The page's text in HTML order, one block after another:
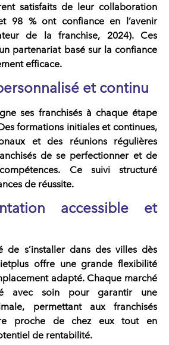
satisfaits de leur collaboration
98 %ont confiance en l’avenir
de la franchise, 2024). Ces
partenariat basé sur la confiance
efficace.
et continu
ses franchisésà chaque étape
formations initiales et continues,
et des réunions régulières
de se perfectionner et de
Ce suivi structuré
de réussite.
accessible et
de s’installer dans des villes dès
offre une grande flexibilité
adapté. Chaque marché
avec soin pour garantir une
permettant aux franchisés
proche de chez eux tout en
de rentabilité.